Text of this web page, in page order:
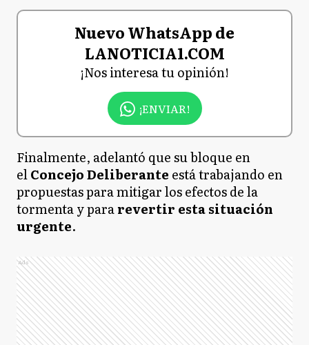
Nuevo WhatsApp de
LANOTICIA1.COM
¡Nos interesa tu opinión!
¡ENVIAR!
Finalmente, adelantó que su bloque en
elConcejo Deliberante está trabajando en
propuestas para mitigar los efectos de la
tormenta y pararevertir esta situación
urgente.
Ads